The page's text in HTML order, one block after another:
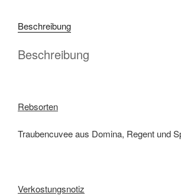
Beschreibung
Beschreibung
Rebsorten
Traubencuvee aus Domina, Regent und
Verkostungsnotiz